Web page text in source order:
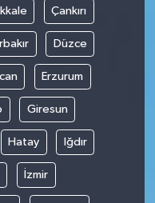
Çankırı
Düzce
Erzurum
Giresun
Hatay Iğdır
İzmir